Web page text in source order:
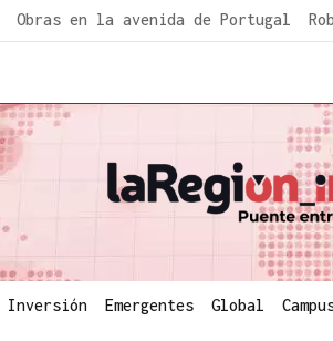
Obras en la avenida de Portugal
Inversión Emergentes Global